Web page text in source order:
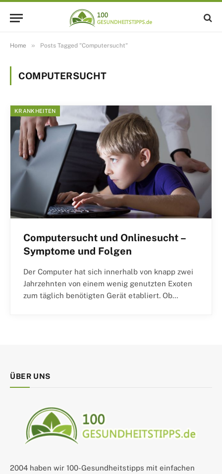
Home » Posts Tagged "Computersucht"
COMPUTERSUCHT
KRANKHEITEN
Computersucht und Onlinesucht –
Symptome und Folgen
Der Computer hat sich innerhalb von knapp zwei
Jahrzehnten von einem wenig genutzten Exoten
zum täglich benötigten Gerät etabliert. Ob…
ÜBER UNS
2004 haben wir 100-Gesundheitstipps mit einfachen